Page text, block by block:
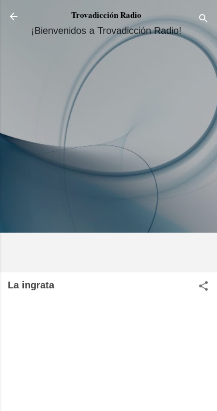
Ir al contenido principal
Trovadicción Radio
¡Bienvenidos a Trovadicción Radio!
La ingrata